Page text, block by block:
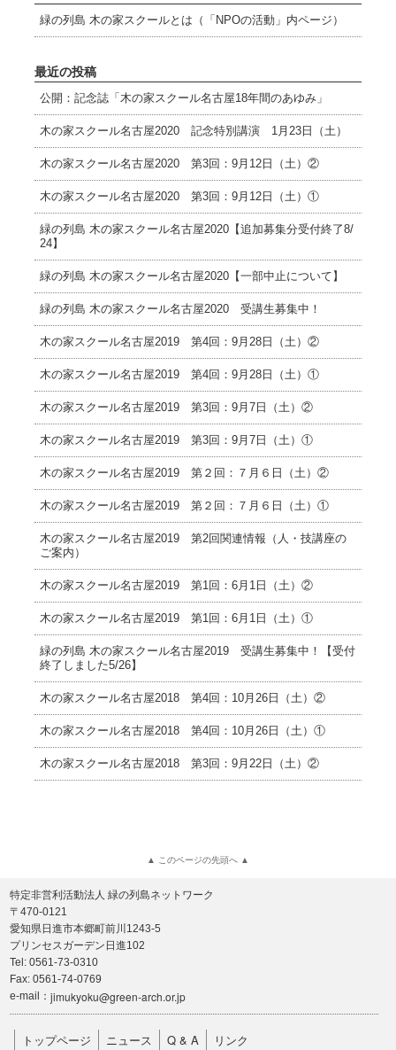
緑の列島 木の家スクールとは（「NPOの活動」内ページ）
最近の投稿
公開：記念誌「木の家スクール名古屋18年間のあゆみ」
木の家スクール名古屋2020 記念特別講演 1月23日（土）
木の家スクール名古屋2020 第3回：9月12日（土）②
木の家スクール名古屋2020 第3回：9月12日（土）①
緑の列島 木の家スクール名古屋2020【追加募集分受付終了8/
24】
緑の列島 木の家スクール名古屋2020【一部中止について】
緑の列島 木の家スクール名古屋2020 受講生募集中！
木の家スクール名古屋2019 第4回：9月28日（土）②
木の家スクール名古屋2019 第4回：9月28日（土）①
木の家スクール名古屋2019 第3回：9月7日（土）②
木の家スクール名古屋2019 第3回：9月7日（土）①
木の家スクール名古屋2019 第２回：７月６日（土）②
木の家スクール名古屋2019 第２回：７月６日（土）①
木の家スクール名古屋2019 第2回関連情報（人・技講座の
ご案内）
木の家スクール名古屋2019 第1回：6月1日（土）②
木の家スクール名古屋2019 第1回：6月1日（土）①
緑の列島 木の家スクール名古屋2019 受講生募集中！【受付
終了しました5/26】
木の家スクール名古屋2018 第4回：10月26日（土）②
木の家スクール名古屋2018 第4回：10月26日（土）①
木の家スクール名古屋2018 第3回：9月22日（土）②
▲ このページの先頭へ ▲
特定非営利活動法人 緑の列島ネットワーク
〒470-0121
愛知県日進市本郷町前川1243-5
プリンセスガーデン日進102
Tel: 0561-73-0310
Fax: 0561-74-0769
e-mail： jimukyoku@green-arch.or.jp
トップページ ニュース Q & A リンク